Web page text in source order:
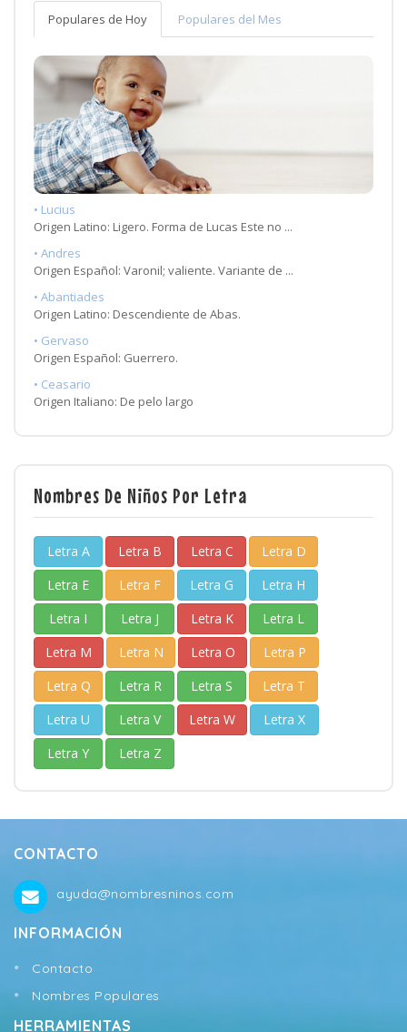
Populares de Hoy Populares del Mes
• Lucius
Origen Latino: Ligero. Forma de Lucas Este no ...
• Andres
Origen Español: Varonil; valiente. Variante de ...
• Abantiades
Origen Latino: Descendiente de Abas.
• Gervaso
Origen Español: Guerrero.
• Ceasario
Origen Italiano: De pelo largo
Nombres De Niños Por Letra
Letra A Letra B Letra C
Letra D
Letra E
Letra F Letra G
Letra H
Letra I
Letra J Letra K
Letra L
Letra M
Letra N Letra O
Letra P
Letra Q
Letra R Letra S
Letra T
Letra U
Letra V Letra W
Letra X
Letra Y
Letra Z
CONTACTO
ayuda@nombresninos.com
INFORMACIÓN
Contacto
Nombres Populares
HERRAMIENTAS